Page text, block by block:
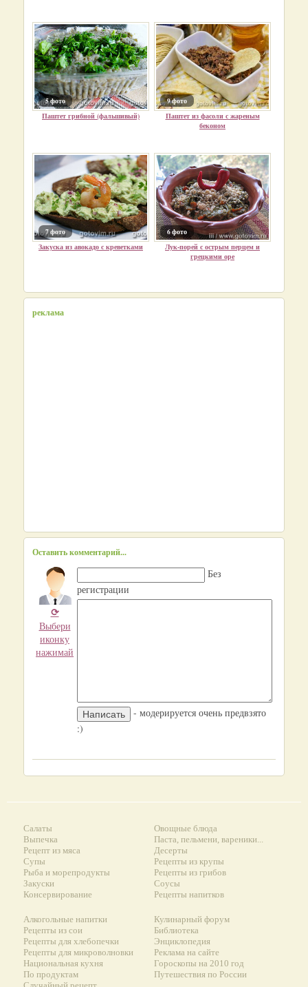
5 фото
Паштет грибной (фальшивый)
9 фото
Паштет из фасоли с жареным
беконом
7 фото
Закуска из авокадо с креветками
6 фото
Лук-порей с острым перцем и
грецкими оре
реклама
Оставить комментарий...
⟳
Выбери
иконку
нажимай
Без
регистрации
- модерируется очень предвзято
:)
Салаты
Выпечка
Рецепт из мяса
Супы
Рыба и морепродукты
Закуски
Консервирование
Овощные блюда
Паста, пельмени, вареники...
Десерты
Рецепты из крупы
Рецепты из грибов
Соусы
Рецепты напитков
Алкогольные напитки
Рецепты из сои
Рецепты для хлебопечки
Рецепты для микроволновки
Национальная кухня
По продуктам
Кулинарный форум
Библиотека
Энциклопедия
Реклама на сайте
Гороскопы на 2010 год
Путешествия по России